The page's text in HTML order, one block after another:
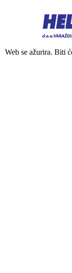
Web se ažurira. Biti